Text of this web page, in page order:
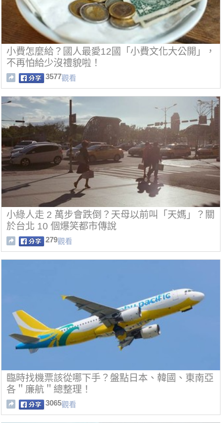
小費怎麼給？國人最愛12國「小費文化大公開」，
不再怕給少沒禮貌啦！
3577觀看
小綠人走 2 萬步會跌倒？天母以前叫「天媽」？關
於台北 10 個爆笑都市傳說
279觀看
臨時找機票該從哪下手？盤點日本、韓國、東南亞
各＂廉航＂總整理！
3065觀看